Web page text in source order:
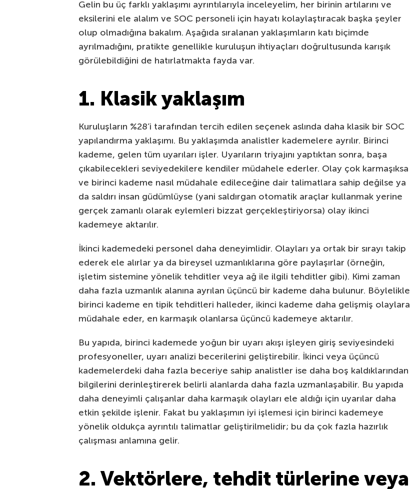
Gelin bu üç farklı yaklaşımı ayrıntılarıyla inceleyelim, her birinin artılarını ve
eksilerini ele alalım ve SOC personeli için hayatı kolaylaştıracak başka şeyler
olup olmadığına bakalım. Aşağıda sıralanan yaklaşımların katı biçimde
ayrılmadığını, pratikte genellikle kuruluşun ihtiyaçları doğrultusunda karışık
görülebildiğini de hatırlatmakta fayda var.
1. Klasik yaklaşım
Kuruluşların %28’i tarafından tercih edilen seçenek aslında daha klasik bir SOC
yapılandırma yaklaşımı. Bu yaklaşımda analistler kademelere ayrılır. Birinci
kademe, gelen tüm uyarıları işler. Uyarıların triyajını yaptıktan sonra, başa
çıkabilecekleri seviyedekilere kendiler müdahele ederler. Olay çok karmaşıksa
ve birinci kademe nasıl müdahale edileceğine dair talimatlara sahip değilse ya
da saldırı insan güdümlüyse (yani saldırgan otomatik araçlar kullanmak yerine
gerçek zamanlı olarak eylemleri bizzat gerçekleştiriyorsa) olay ikinci
kademeye aktarılır.
İkinci kademedeki personel daha deneyimlidir. Olayları ya ortak bir sırayı takip
ederek ele alırlar ya da bireysel uzmanlıklarına göre paylaşırlar (örneğin,
işletim sistemine yönelik tehditler veya ağ ile ilgili tehditler gibi). Kimi zaman
daha fazla uzmanlık alanına ayrılan üçüncü bir kademe daha bulunur. Böylelikle
birinci kademe en tipik tehditleri halleder, ikinci kademe daha gelişmiş olaylara
müdahale eder, en karmaşık olanlarsa üçüncü kademeye aktarılır.
Bu yapıda, birinci kademede yoğun bir uyarı akışı işleyen giriş seviyesindeki
profesyoneller, uyarı analizi becerilerini geliştirebilir. İkinci veya üçüncü
kademelerdeki daha fazla beceriye sahip analistler ise daha boş kaldıklarından
bilgilerini derinleştirerek belirli alanlarda daha fazla uzmanlaşabilir. Bu yapıda
daha deneyimli çalışanlar daha karmaşık olayları ele aldığı için uyarılar daha
etkin şekilde işlenir. Fakat bu yaklaşımın iyi işlemesi için birinci kademeye
yönelik oldukça ayrıntılı talimatlar geliştirilmelidir; bu da çok fazla hazırlık
çalışması anlamına gelir.
2. Vektörlere, tehdit türlerine veya